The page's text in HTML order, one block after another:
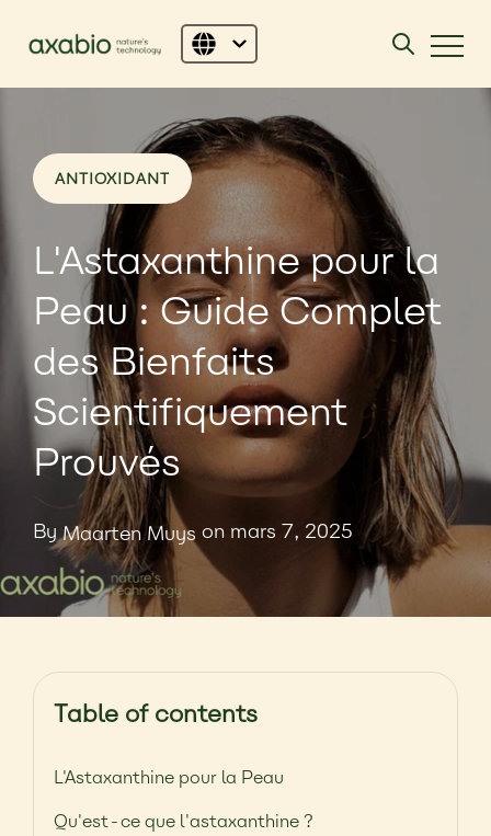
ANTIOXIDANT
L'Astaxanthine pour la
Peau : Guide Complet
des Bienfaits
Scientifiquement
Prouvés
ByMaarten Muys on mars 7, 2025
Table of contents
L'Astaxanthine pour la Peau
Qu'est-ce que l'astaxanthine ?